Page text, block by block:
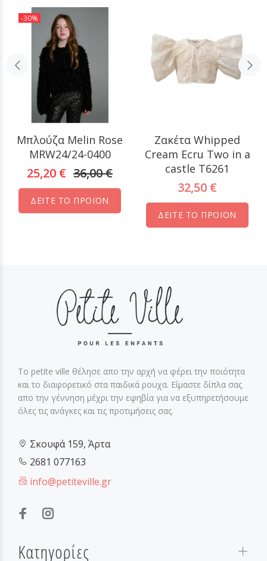
-30%
Μπλούζα Melin Rose
MRW24/24-0400
25,20 € 36,00 €
ΔΕΙΤΕ ΤΟ ΠΡΟΪΟΝ
Ζακέτα Whipped
Cream Ecru Two in a
castle T6261
32,50 €
ΔΕΙΤΕ ΤΟ ΠΡΟΪΟΝ
Το petite ville θέλησε απο την αρχή να φέρει την ποιότητα
και το διαφορετικό στα παιδικά ρουχα. Είμαστε δίπλα σας
απο την γέννηση μέχρι την εφηβία για να εξυπηρετήσουμε
όλες τις ανάγκες και τις προτιμήσεις σας.
Σκουφά 159, Άρτα
2681 077163
info@petiteville.gr
Κατηγορίες